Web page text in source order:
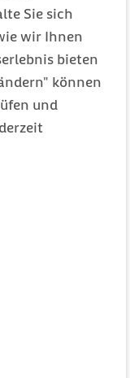
Sie sich
wir Ihnen
bieten
können
und
Bevölkerung bei
19bedingter
und
und der
zur
SchutzV)
von den
der